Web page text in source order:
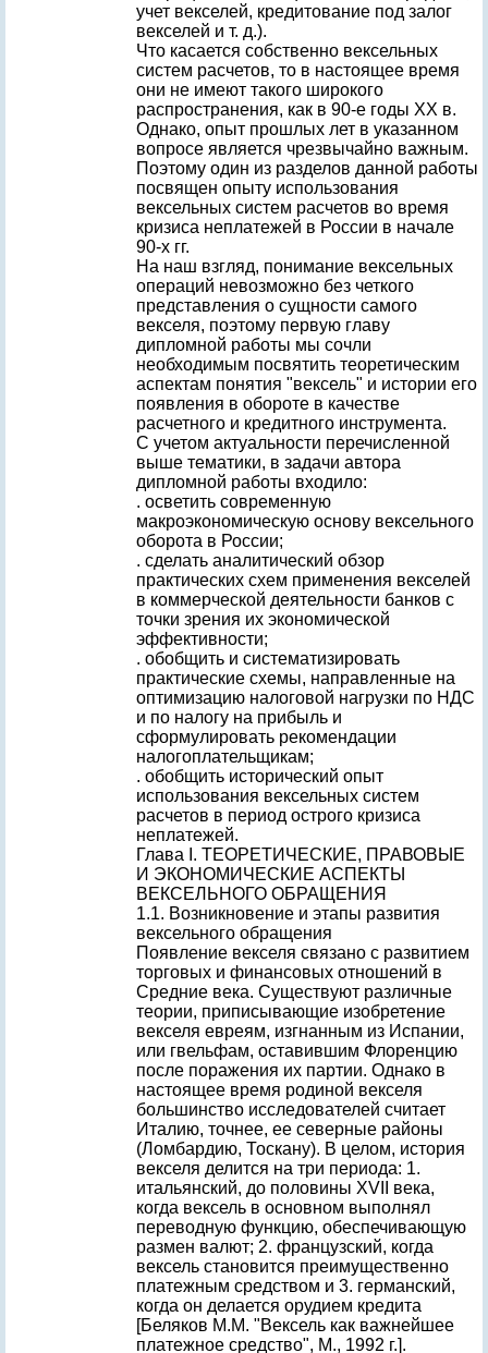
учет векселей, кредитование под залог
векселей и т. д.).
Что касается собственно вексельных
систем расчетов, то в настоящее время
они не имеют такого широкого
распространения, как в 90-е годы XX в.
Однако, опыт прошлых лет в указанном
вопросе является чрезвычайно важным.
Поэтому один из разделов данной работы
посвящен опыту использования
вексельных систем расчетов во время
кризиса неплатежей в России в начале
90-х гг.
На наш взгляд, понимание вексельных
операций невозможно без четкого
представления о сущности самого
векселя, поэтому первую главу
дипломной работы мы сочли
необходимым посвятить теоретическим
аспектам понятия "вексель" и истории его
появления в обороте в качестве
расчетного и кредитного инструмента.
С учетом актуальности перечисленной
выше тематики, в задачи автора
дипломной работы входило:
. осветить современную
макроэкономическую основу вексельного
оборота в России;
. сделать аналитический обзор
практических схем применения векселей
в коммерческой деятельности банков с
точки зрения их экономической
эффективности;
. обобщить и систематизировать
практические схемы, направленные на
оптимизацию налоговой нагрузки по НДС
и по налогу на прибыль и
сформулировать рекомендации
налогоплательщикам;
. обобщить исторический опыт
использования вексельных систем
расчетов в период острого кризиса
неплатежей.
Глава I. ТЕОРЕТИЧЕСКИЕ, ПРАВОВЫЕ
И ЭКОНОМИЧЕСКИЕ АСПЕКТЫ
ВЕКСЕЛЬНОГО ОБРАЩЕНИЯ
1.1. Возникновение и этапы развития
вексельного обращения
Появление векселя связано с развитием
торговых и финансовых отношений в
Средние века. Существуют различные
теории, приписывающие изобретение
векселя евреям, изгнанным из Испании,
или гвельфам, оставившим Флоренцию
после поражения их партии. Однако в
настоящее время родиной векселя
большинство исследователей считает
Италию, точнее, ее северные районы
(Ломбардию, Тоскану). В целом, история
векселя делится на три периода: 1.
итальянский, до половины XVII века,
когда вексель в основном выполнял
переводную функцию, обеспечивающую
размен валют; 2. французский, когда
вексель становится преимущественно
платежным средством и 3. германский,
когда он делается орудием кредита
[Беляков М.М. "Вексель как важнейшее
платежное средство", М., 1992 г.].